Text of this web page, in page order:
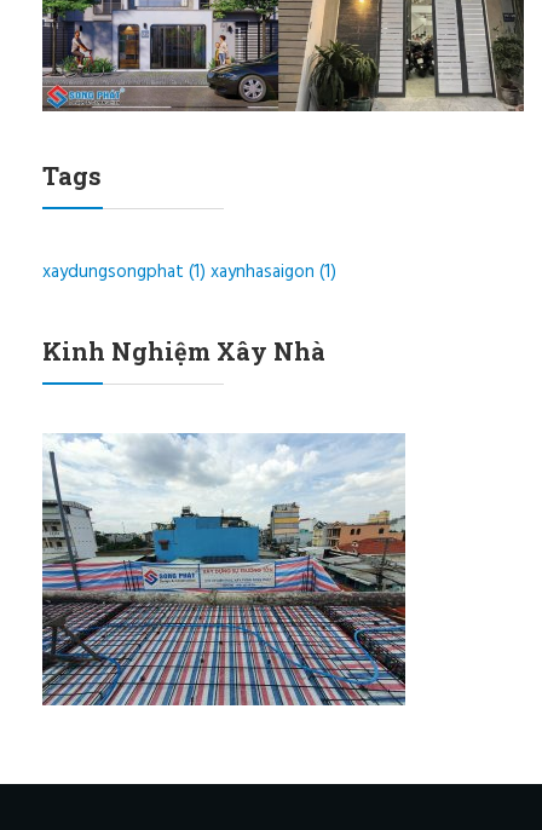
Tags
xaydungsongphat (1) xaynhasaigon (1)
Kinh Nghiệm Xây Nhà